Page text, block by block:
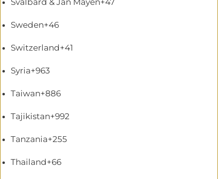
Svalbard & Jan Mayen+47
Sweden+46
Switzerland+41
Syria+963
Taiwan+886
Tajikistan+992
Tanzania+255
Thailand+66